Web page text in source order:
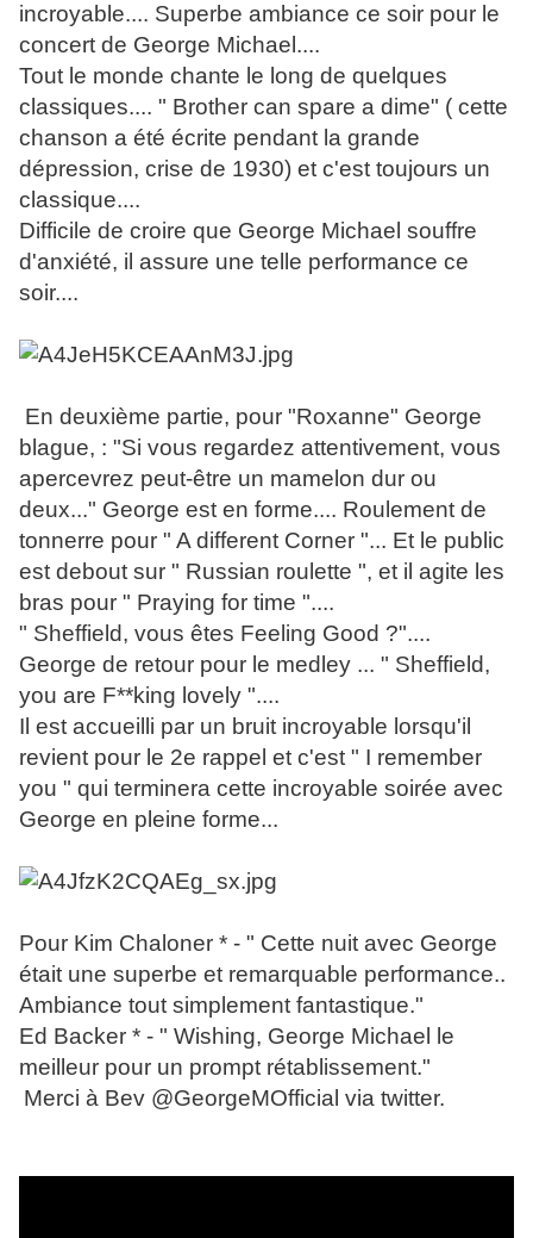
incroyable.... Superbe ambiance ce soir pour le
concert de George Michael....
Tout le monde chante le long de quelques
classiques.... " Brother can spare a dime" ( cette
chanson a été écrite pendant la grande
dépression, crise de 1930) et c'est toujours un
classique....
Difficile de croire que George Michael souffre
d'anxiété, il assure une telle performance ce
soir....
En deuxième partie, pour "Roxanne" George
blague, : "Si vous regardez attentivement, vous
apercevrez peut-être un mamelon dur ou
deux..." George est en forme.... Roulement de
tonnerre pour " A different Corner "... Et le public
est debout sur " Russian roulette ", et il agite les
bras pour " Praying for time "....
" Sheffield, vous êtes Feeling Good ?"....
George de retour pour le medley ... " Sheffield,
you are F**king lovely "....
Il est accueilli par un bruit incroyable lorsqu'il
revient pour le 2e rappel et c'est " I remember
you " qui terminera cette incroyable soirée avec
George en pleine forme...
Pour Kim Chaloner * - " Cette nuit avec George
était une superbe et remarquable performance..
Ambiance tout simplement fantastique."
Ed Backer * - " Wishing, George Michael le
meilleur pour un prompt rétablissement."
Merci à Bev @GeorgeMOfficial via twitter.